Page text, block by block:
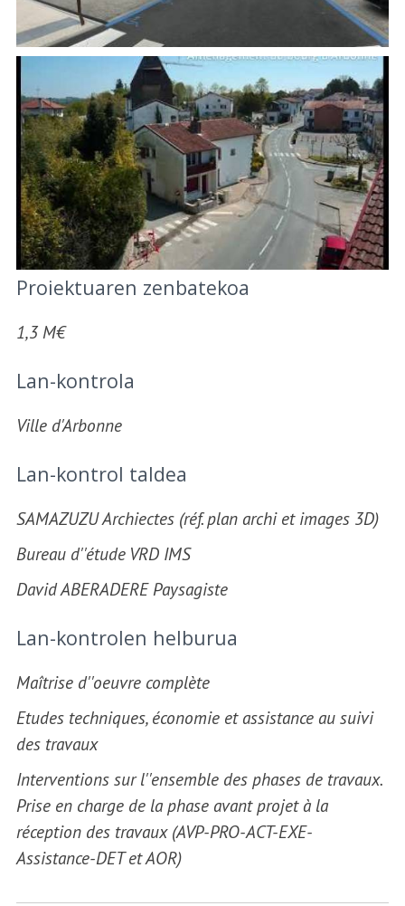
Proiektuaren zenbatekoa
1,3 M€
Lan-kontrola
Ville d'Arbonne
Lan-kontrol taldea
SAMAZUZU Archiectes (réf. plan archi et images 3D)
Bureau d''étude VRD IMS
David ABERADERE Paysagiste
Lan-kontrolen helburua
Maîtrise d''oeuvre complète
Etudes techniques, économie et assistance au suivi
des travaux
Interventions sur l''ensemble des phases de travaux.
Prise en charge de la phase avant projet à la
réception des travaux (AVP-PRO-ACT-EXE-
Assistance-DET et AOR)